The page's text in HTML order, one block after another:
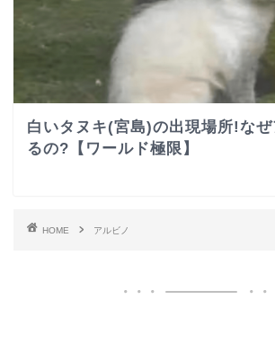
白いタヌキ(宮島)の出現場所!な
るの?【ワールド極限】
HOME アルビノ